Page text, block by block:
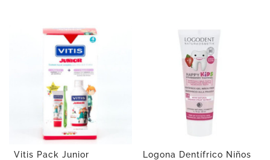
Vitis Pack Junior
Logona Dentífrico Niños